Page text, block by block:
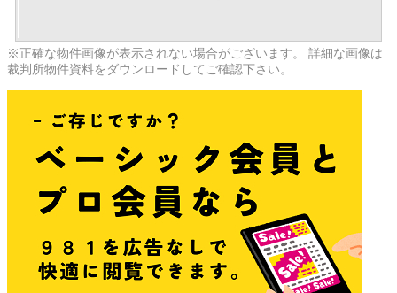
※正確な物件画像が表示されない場合がございます。 詳細な画像は
裁判所物件資料をダウンロードしてご確認下さい。